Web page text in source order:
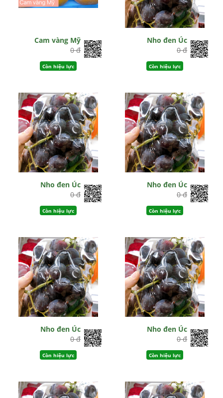
Cam vàng Mỹ
0 đ
Còn hiệu lực
Nho đen Úc
0 đ
Còn hiệu lực
Nho đen Úc
0 đ
Còn hiệu lực
Nho đen Úc
0 đ
Còn hiệu lực
Nho đen Úc
0 đ
Còn hiệu lực
Nho đen Úc
0 đ
Còn hiệu lực